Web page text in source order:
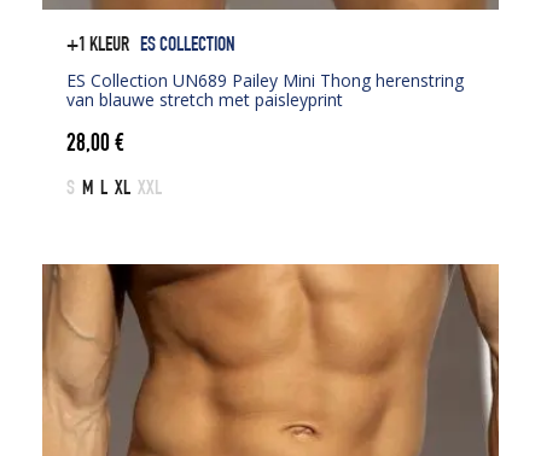
+1 KLEUR ES COLLECTION
ES Collection UN689 Pailey Mini Thong herenstring
van blauwe stretch met paisleyprint
28,00€
S M L XL XXL